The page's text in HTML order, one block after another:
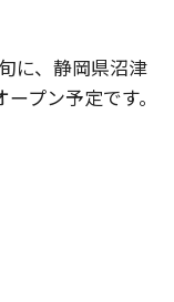
に、静岡県沼津
プン予定です。